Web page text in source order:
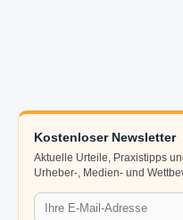
Kostenloser Newsletter
Aktuelle Urteile, Praxistipps
Urheber-, Medien- und